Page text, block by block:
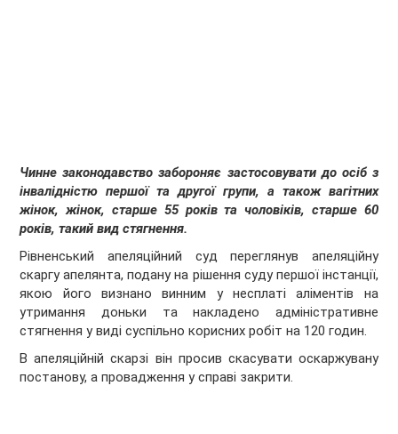
Чинне законодавство забороняє застосовувати до осіб з
інвалідністю першої та другої групи, а також вагітних
жінок, жінок, старше 55 років та чоловіків, старше 60
років, такий вид стягнення.
Рівненський апеляційний суд переглянув апеляційну
скаргу апелянта, подану на рішення суду першої інстанції,
якою його визнано винним у несплаті аліментів на
утримання доньки та накладено адміністративне
стягнення у виді суспільно корисних робіт на 120 годин.
В апеляційній скарзі він просив скасувати оскаржувану
постанову, а провадження у справі закрити.